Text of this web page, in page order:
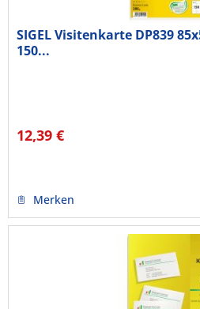
SIGEL Visitenkarte DP839
150...
12,39 €
Merken